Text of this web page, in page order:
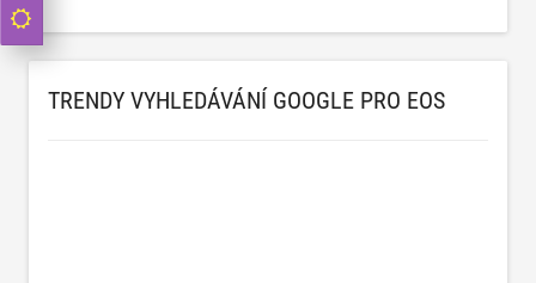
TRENDY VYHLEDÁVÁNÍ GOOGLE PRO EOS